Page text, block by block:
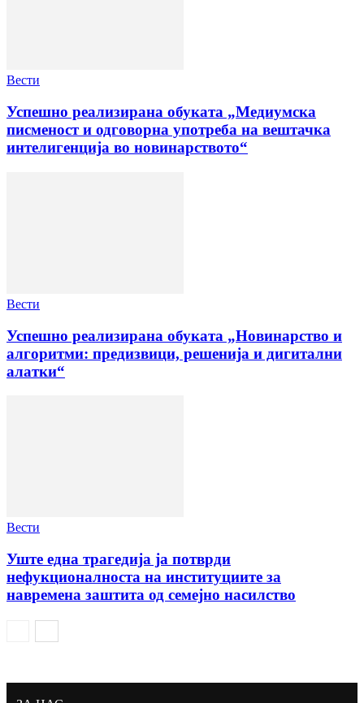
Вести
Успешно реализирана обуката „Медиумска
писменост и одговорна употреба на вештачка
интелигенција во новинарството“
Вести
Успешно реализирана обуката „Новинарство и
алгоритми: предизвици, решенија и дигитални
алатки“
Вести
Уште една трагедија ја потврди
нефукционалноста на институциите за
навремена заштита од семејно насилство